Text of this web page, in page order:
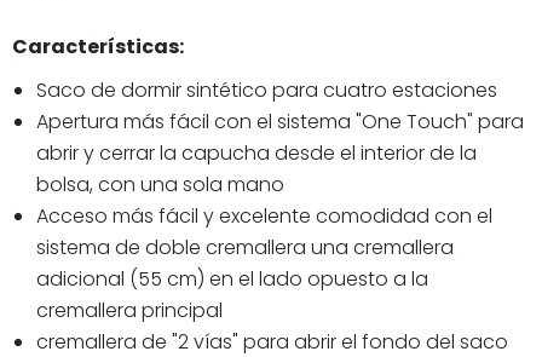
Características:
Saco de dormir sintético para cuatro estaciones
Apertura más fácil con el sistema "One Touch" para
abrir y cerrar la capucha desde el interior de la
bolsa, con una sola mano
Acceso más fácil y excelente comodidad con el
sistema de doble cremallera una cremallera
adicional (55 cm) en el lado opuesto a la
cremallera principal
cremallera de "2 vías" para abrir el fondo del saco